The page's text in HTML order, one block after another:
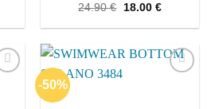
24.90€ 18.00 €
-50%